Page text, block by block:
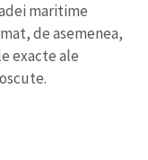
maritime
de asemenea,
exacte ale